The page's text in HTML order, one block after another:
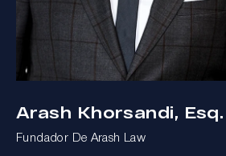
Arash Khorsandi, Esq.
Fundador De Arash Law